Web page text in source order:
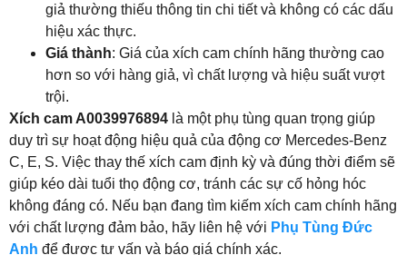
giả thường thiếu thông tin chi tiết và không có các dấu
hiệu xác thực.
Giá thành: Giá của xích cam chính hãng thường cao
hơn so với hàng giả, vì chất lượng và hiệu suất vượt
trội.
Xích cam A0039976894 là một phụ tùng quan trọng giúp
duy trì sự hoạt động hiệu quả của động cơ Mercedes-Benz
C, E, S. Việc thay thế xích cam định kỳ và đúng thời điểm sẽ
giúp kéo dài tuổi thọ động cơ, tránh các sự cố hỏng hóc
không đáng có. Nếu bạn đang tìm kiếm xích cam chính hãng
với chất lượng đảm bảo, hãy liên hệ với Phụ Tùng Đức
Anh để được tư vấn và báo giá chính xác.